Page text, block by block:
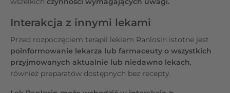
Interakcja z innymi lekami
Przed rozpoczęciem terapii lekiem Ranlosin istotne jest
poinformowanie lekarza lub farmaceuty o wszystkich
przyjmowanych aktualnie lub niedawno lekach,
również preparatów dostępnych bez recepty.